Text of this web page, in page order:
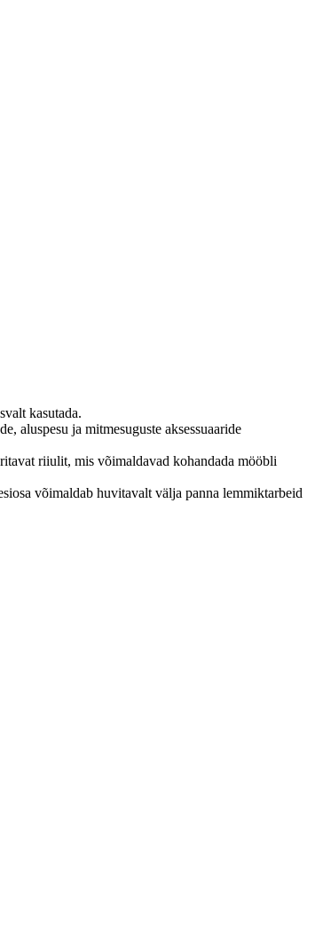
kasutada.
aluspesu ja mitmesuguste aksessuaaride
riiulit, mis võimaldavad kohandada mööbli
võimaldab huvitavalt välja panna lemmiktarbeid